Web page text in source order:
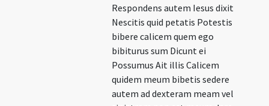
Respondens autem Iesus dixit
Nescitis quid petatis Potestis
bibere calicem quem ego
bibiturus sum Dicunt ei
Possumus Ait illis Calicem
quidem meum bibetis sedere
autem ad dexteram meam vel